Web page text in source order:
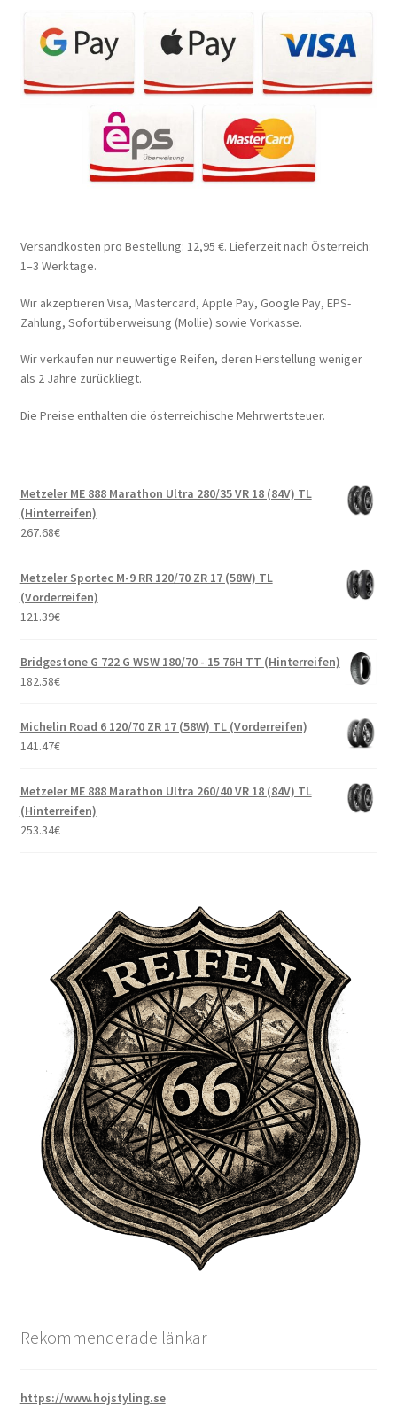
Versandkosten pro Bestellung: 12,95 €. Lieferzeit nach Österreich:
1–3 Werktage.
Wir akzeptieren Visa, Mastercard, Apple Pay, Google Pay, EPS-
Zahlung, Sofortüberweisung (Mollie) sowie Vorkasse.
Wir verkaufen nur neuwertige Reifen, deren Herstellung weniger
als 2 Jahre zurückliegt.
Die Preise enthalten die österreichische Mehrwertsteuer.
Metzeler ME 888 Marathon Ultra 280/35 VR 18 (84V) TL
(Hinterreifen)
267.68€
Metzeler Sportec M-9 RR 120/70 ZR 17 (58W) TL
(Vorderreifen)
121.39€
Bridgestone G 722 G WSW 180/70 - 15 76H TT (Hinterreifen)
182.58€
Michelin Road 6 120/70 ZR 17 (58W) TL (Vorderreifen)
141.47€
Metzeler ME 888 Marathon Ultra 260/40 VR 18 (84V) TL
(Hinterreifen)
253.34€
Rekommenderade länkar
https://www.hojstyling.se